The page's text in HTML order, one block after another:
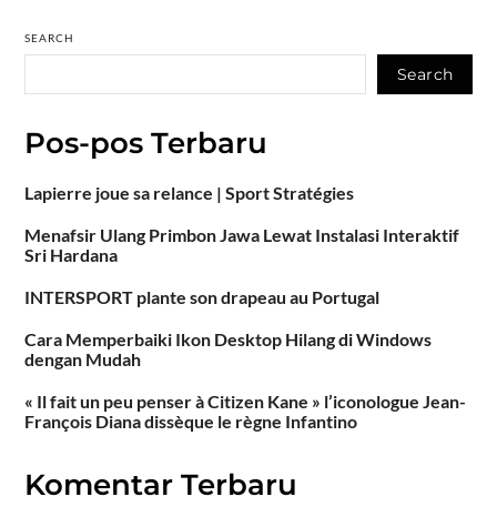
SEARCH
Search
Pos-pos Terbaru
Lapierre joue sa relance | Sport Stratégies
Menafsir Ulang Primbon Jawa Lewat Instalasi Interaktif
Sri Hardana
INTERSPORT plante son drapeau au Portugal
Cara Memperbaiki Ikon Desktop Hilang di Windows
dengan Mudah
« Il fait un peu penser à Citizen Kane » l’iconologue Jean-
François Diana dissèque le règne Infantino
Komentar Terbaru